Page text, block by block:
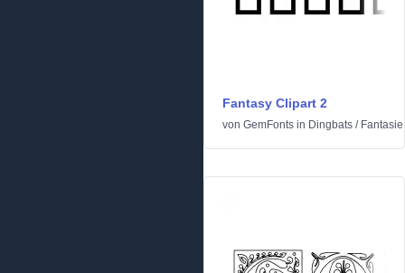
Fantasy Clipart 2
von GemFonts in Dingbats / Fantasie